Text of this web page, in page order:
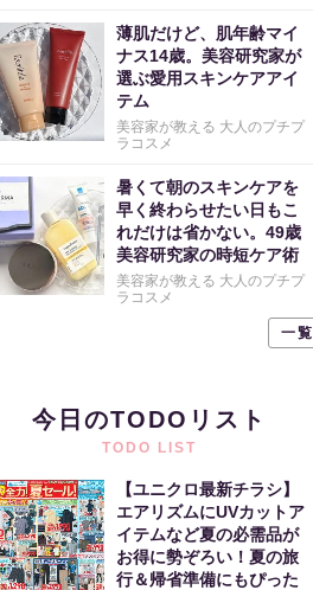
薄肌だけど、肌年齢マイ
ナス14歳。美容研究家が
選ぶ愛用スキンケアアイ
テム
美容家が教える 大人のプチプ
ラコスメ
暑くて朝のスキンケアを
早く終わらせたい日もこ
れだけは省かない。49歳
美容研究家の時短ケア術
美容家が教える 大人のプチプ
ラコスメ
一覧
今日のTODOリスト
TODO LIST
【ユニクロ最新チラシ】
エアリズムにUVカットア
イテムなど夏の必需品が
お得に勢ぞろい！夏の旅
行＆帰省準備にもぴった